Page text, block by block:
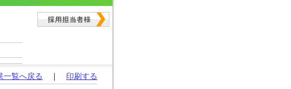
一覧へ戻る ｜ 印刷する